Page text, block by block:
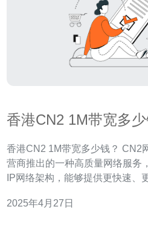
香港CN2 1M带宽多少
香港CN2 1M带宽多少钱？ CN2网络是指中国电信运
营商推出的一种高质量网络服务
IP网络架构，能够提供更快速、
迟的互联网应用，如在线游戏、视频
2025年4月27日